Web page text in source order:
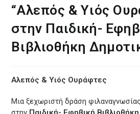
“Αλεπός & Yιός
στην Παιδική-
Βιβλιοθήκη
Αλεπός & Yιός Oυράφτες
Μια ξεχωριστή δράση